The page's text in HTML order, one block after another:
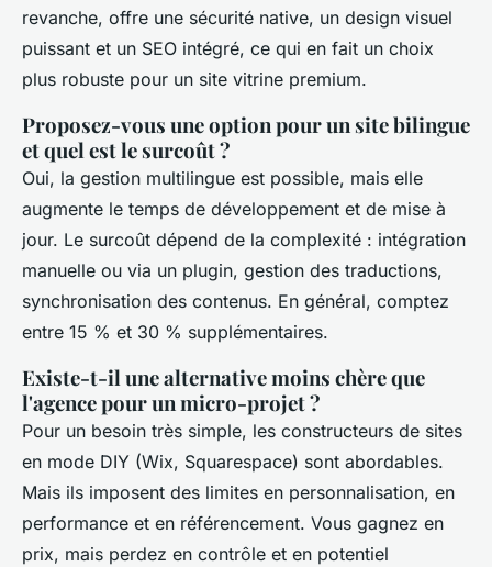
revanche, offre une sécurité native, un design visuel
puissant et un SEO intégré, ce qui en fait un choix
plus robuste pour un site vitrine premium.
Proposez-vous une option pour un site bilingue
et quel est le surcoût ?
Oui, la gestion multilingue est possible, mais elle
augmente le temps de développement et de mise à
jour. Le surcoût dépend de la complexité : intégration
manuelle ou via un plugin, gestion des traductions,
synchronisation des contenus. En général, comptez
entre 15 % et 30 % supplémentaires.
Existe-t-il une alternative moins chère que
l'agence pour un micro-projet ?
Pour un besoin très simple, les constructeurs de sites
en mode DIY (Wix, Squarespace) sont abordables.
Mais ils imposent des limites en personnalisation, en
performance et en référencement. Vous gagnez en
prix, mais perdez en contrôle et en potentiel